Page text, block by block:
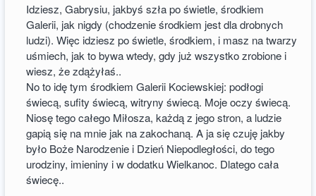
Idziesz, Gabrysiu, jakbyś szła po świetle, środkiem
Galerii, jak nigdy (chodzenie środkiem jest dla drobnych
ludzi). Więc idziesz po świetle, środkiem, i masz na twarzy
uśmiech, jak to bywa wtedy, gdy już wszystko zrobione i
wiesz, że zdążyłaś..
No to idę tym środkiem Galerii Kociewskiej: podłogi
świecą, sufity świecą, witryny świecą. Moje oczy świecą.
Niosę tego całego Miłosza, każdą z jego stron, a ludzie
gapią się na mnie jak na zakochaną. A ja się czuję jakby
było Boże Narodzenie i Dzień Niepodległości, do tego
urodziny, imieniny i w dodatku Wielkanoc. Dlatego cała
świecę..